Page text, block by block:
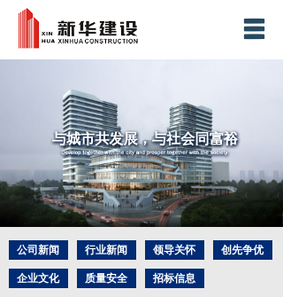
网站首页
集团简介
业务板块
新闻中心
精品工程
社会责任
人力资源
公司新闻 行业新闻 领导关怀 创先争优
企业文化 质量安全 招标信息